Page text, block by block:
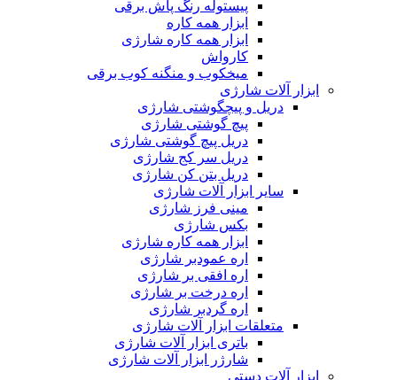
پیستوله رنگ پاش برقی
ابزار همه کاره
ابزار همه کاره شارژی
کارواش
میخکوب و منگنه کوب برقی
ابزار آلات شارژی
دریل و پیچگوشتی شارژی
پیچ گوشتی شارژی
دریل پیچ گوشتی شارژی
دریل سر کج شارژی
دریل بتن کن شارژی
سایر ابزار آلات شارژی
مینی فرز شارژی
بکس شارژی
ابزار همه کاره شارژی
اره عمودبر شارژی
اره افقی بر شارژی
اره درخت بر شارژی
اره گردبر شارژی
متعلقات ابزار آلات شارژی
باتری ابزار آلات شارژی
شارژر ابزار آلات شارژی
ابزار آلات دستی